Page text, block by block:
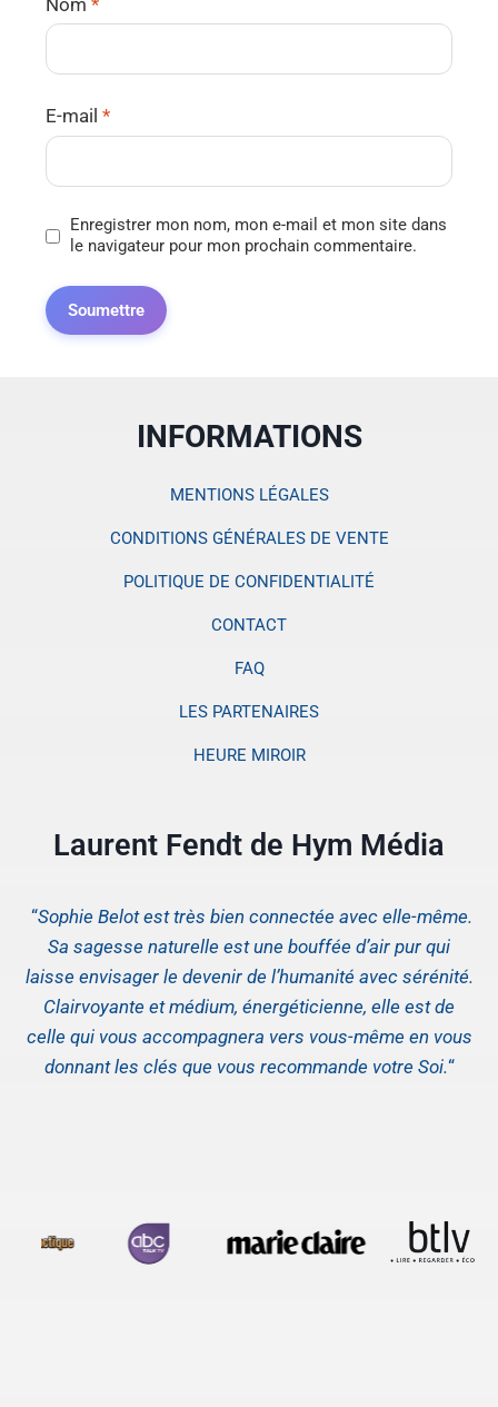
E-mail *
Enregistrer mon nom, mon e-mail et mon site dans
le navigateur pour mon prochain commentaire.
INFORMATIONS
MENTIONS LÉGALES
CONDITIONS GÉNÉRALES DE VENTE
POLITIQUE DE CONFIDENTIALITÉ
CONTACT
FAQ
LES PARTENAIRES
HEURE MIROIR
Laurent Fendt de Hym Média
“Sophie Belot est très bien connectée avec elle-même.
Sa sagesse naturelle est une bouffée d’air pur qui
laisse envisager le devenir de l’humanité avec sérénité.
Clairvoyante et médium, énergéticienne, elle est de
celle qui vous accompagnera vers vous-même en vous
donnant les clés que vous recommande votre Soi.“